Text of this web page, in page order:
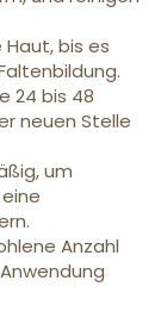
bis es
24 bis 48
neuen Stelle
um
Anzahl